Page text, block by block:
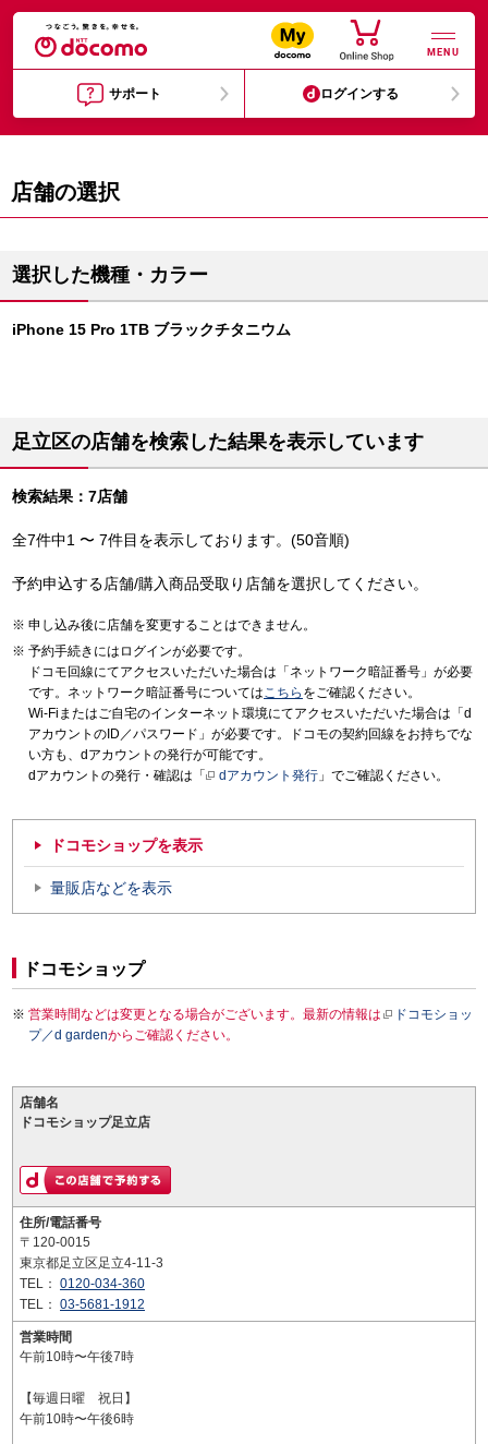
MENU
サポート ログインする
店舗の選択
選択した機種・カラー
iPhone 15 Pro 1TB ブラックチタニウム
足立区の店舗を検索した結果を表示しています
検索結果：7店舗
全7件中1 〜 7件目を表示しております。(50音順)
予約申込する店舗/購入商品受取り店舗を選択してください。
申し込み後に店舗を変更することはできません。
予約手続きにはログインが必要です。
ドコモ回線にてアクセスいただいた場合は「ネットワーク暗証番号」が必要
です。ネットワーク暗証番号についてはこちら をご確認ください。
Wi-Fiまたはご自宅のインターネット環境にてアクセスいただいた場合は「d
アカウントのID／パスワード」が必要です。ドコモの契約回線をお持ちでな
い方も、dアカウントの発行が可能です。
dアカウントの発行・確認は「
dアカウント発行 」でご確認ください。
ドコモショップを表示
量販店などを表示
ドコモショップ
営業時間などは変更となる場合がございます。最新の情報は
ドコモショッ
プ／d gardenからご確認ください。
店舗名
ドコモショップ足立店
住所/電話番号
〒120-0015
東京都足立区足立4-11-3
TEL： 0120-034-360
TEL： 03-5681-1912
営業時間
午前10時〜午後7時
【毎週日曜 祝日】
午前10時〜午後6時